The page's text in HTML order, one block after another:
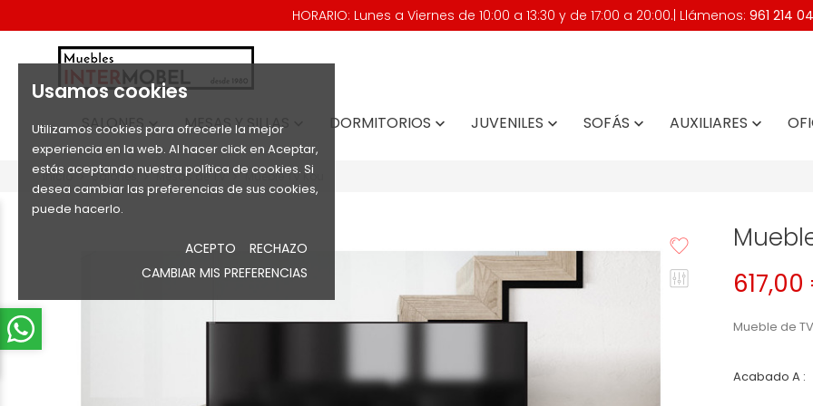
Usamos cookies
Utilizamos cookies para ofrecerle la mejor
experiencia en la web. Al hacer click en Aceptar,
estás aceptando nuestra política de cookies. Si
desea cambiar las preferencias de sus cookies,
puede hacerlo.
ACEPTO
RECHAZO
CAMBIAR MIS PREFERENCIAS
HORARIO: Lunes a Viernes de 10:00 a 13:30 y de 17:00 a 20:00.| Llámenos: 961 214
SALONES  MESAS Y SILLAS DORMITORIOS  JUVENILES  SOFÁS  AUXILIARES 
Inicio Salones Mesas de TV Mueble TV Kou
Mueble de
Acabado A :